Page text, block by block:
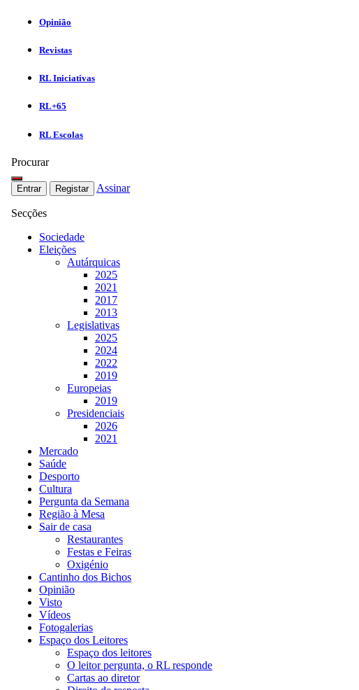
Opinião
Revistas
RL Iniciativas
RL+65
RL Escolas
Procurar
Entrar Registar Assinar
Secções
Sociedade
Eleições
Autárquicas
2025
2021
2017
2013
Legislativas
2025
2024
2022
2019
Europeias
2019
Presidenciais
2026
2021
Mercado
Saúde
Desporto
Cultura
Pergunta da Semana
Região à Mesa
Sair de casa
Restaurantes
Festas e Feiras
Oxigénio
Cantinho dos Bichos
Opinião
Visto
Vídeos
Fotogalerias
Espaço dos Leitores
Espaço dos leitores
O leitor pergunta, o RL responde
Cartas ao diretor